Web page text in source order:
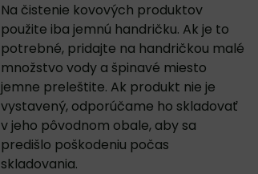
Na čistenie kovových produktov
použite iba jemnú handričku. Ak je to
potrebné, pridajte na handričkou malé
množstvo vody a špinavé miesto
jemne preleštite. Ak produkt nie je
vystavený, odporúčame ho skladovať
v jeho pôvodnom obale, aby sa
predišlo poškodeniu počas
skladovania.